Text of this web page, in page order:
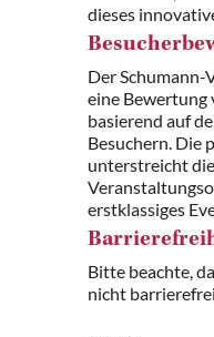
dieses
Der Schumann-
eine Bewertung
basierend auf
Besuchern. Die
unterstreicht
erstklassiges
Bitte beachte,
nicht